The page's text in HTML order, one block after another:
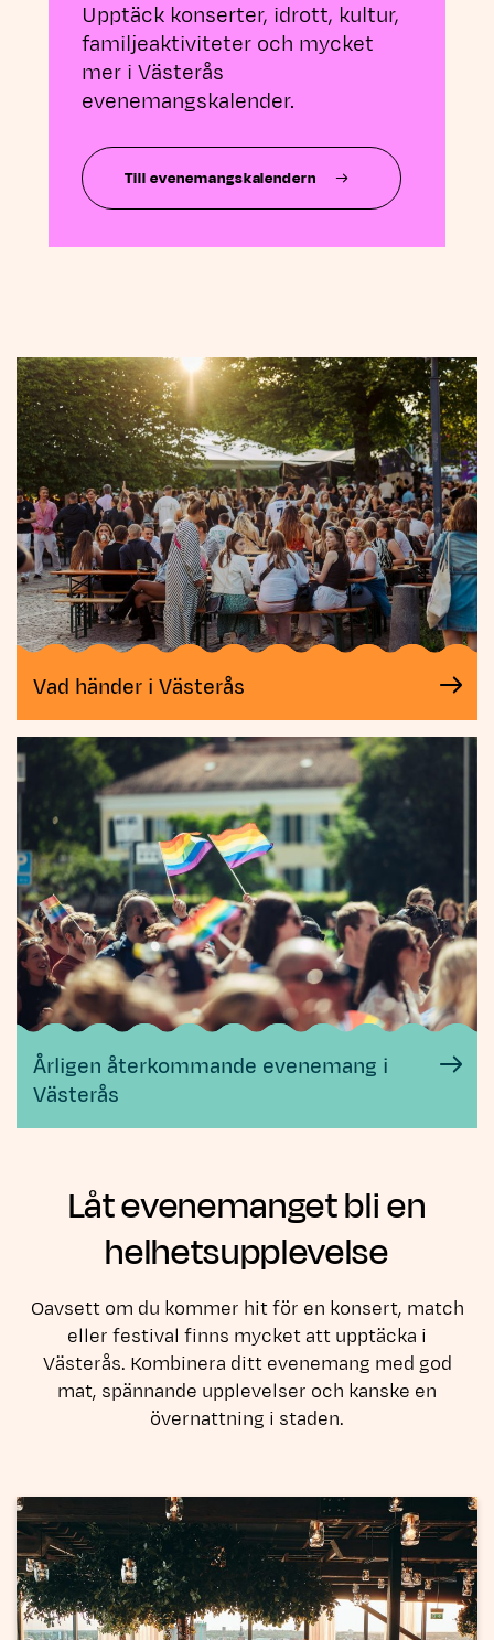
Upptäck konserter, idrott, kultur,
familjeaktiviteter och mycket
mer i Västerås
evenemangskalender.
Till evenemangskalendern
Vad händer i Västerås
Årligen återkommande evenemang i
Västerås
Låt evenemanget bli en
helhetsupplevelse
Oavsett om du kommer hit för en konsert, match
eller festival finns mycket att upptäcka i
Västerås. Kombinera ditt evenemang med god
mat, spännande upplevelser och kanske en
övernattning i staden.